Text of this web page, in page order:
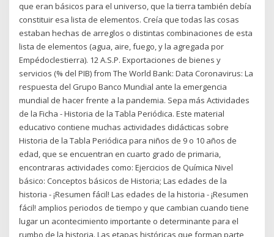
que eran básicos para el universo, que la tierra también debía
constituir esa lista de elementos. Creía que todas las cosas
estaban hechas de arreglos o distintas combinaciones de esta
lista de elementos (agua, aire, fuego, y la agregada por
Empédoclestierra). 12 A.S.P. Exportaciones de bienes y
servicios (% del PIB) from The World Bank: Data Coronavirus: La
respuesta del Grupo Banco Mundial ante la emergencia
mundial de hacer frente a la pandemia. Sepa más Actividades
de la Ficha - Historia de la Tabla Periódica. Este material
educativo contiene muchas actividades didácticas sobre
Historia de la Tabla Periódica para niños de 9 o 10 años de
edad, que se encuentran en cuarto grado de primaria,
encontraras actividades como: Ejercicios de Química Nivel
básico: Conceptos básicos de Historia; Las edades de la
historia - ¡Resumen fácil! Las edades de la historia - ¡Resumen
fácil! amplios periodos de tiempo y que cambian cuando tiene
lugar un acontecimiento importante o determinante para el